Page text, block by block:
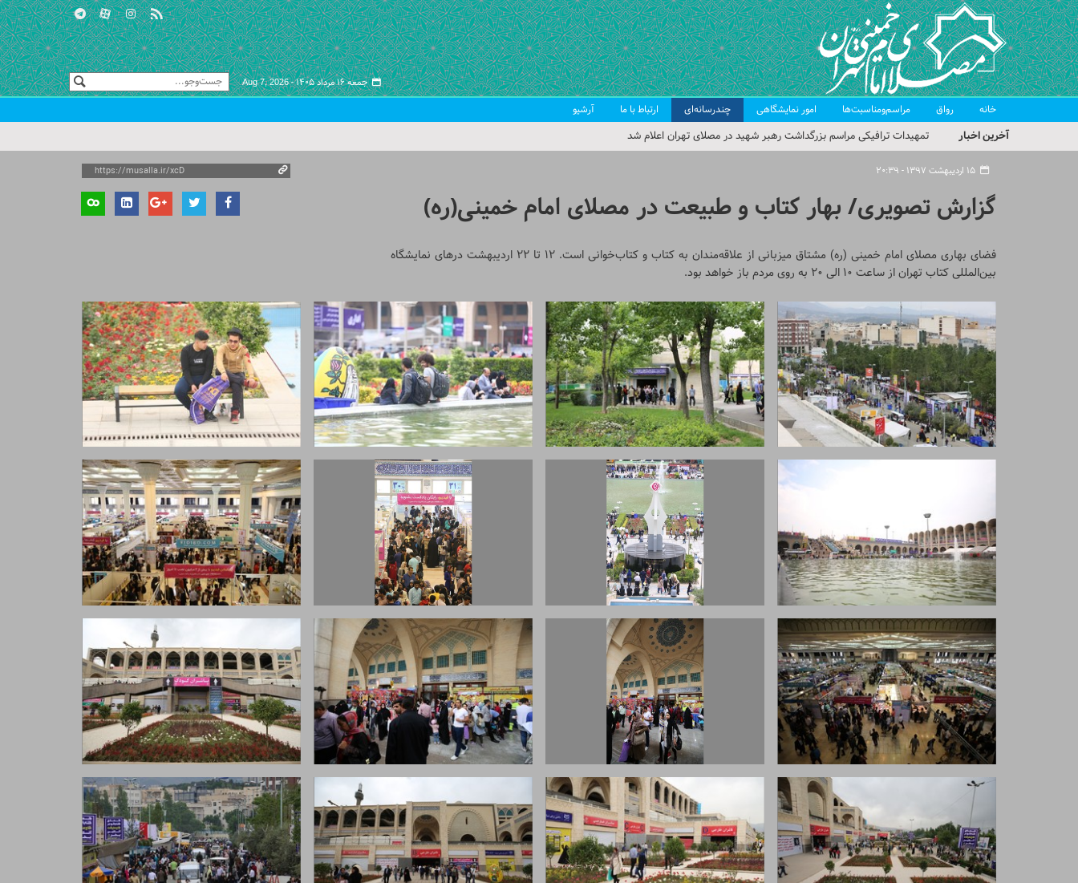
جمعه ۱۶ مرداد ۱۴۰۵ - Aug 7, 2026
خانه رواق مراسم‌ومناسبت‌ها امور نمایشگاهی چندرسانه‌ای ارتباط با ما آرشیو
آخرین اخبار
تمهیدات ترافیکی مراسم بزرگداشت رهبر شهید در مصلای تهران اعلام شد
حجت‌الاسلام حاج علی‌اکبری؛ خطیب این هفته نماز جمعه تهران
مراسم بزرگداشت امام مجاهد شهید در مصلای تهران از سوی رهبر معظم انقلاب
گزارش تصویری| مراسم نماز بر پیکر امام شهید انقلاب اسلامی ایران
گزارش تصویری| مراسم بزرگداشت آقای شهید ایران
۱۵ اردیبهشت ۱۳۹۷ - ۲۰:۳۹
گزارش تصویری/ بهار کتاب و طبیعت در مصلای امام خمینی(ره)
فضای بهاری مصلای امام خمینی (ره) مشتاق میزبانی از علاقه‌مندان به کتاب و کتاب‌خوانی است. ۱۲ تا ۲۲ اردیبهشت درهای نمایشگاه
بین‌المللی کتاب تهران از ساعت ۱۰ الی ۲۰ به روی مردم باز خواهد بود.